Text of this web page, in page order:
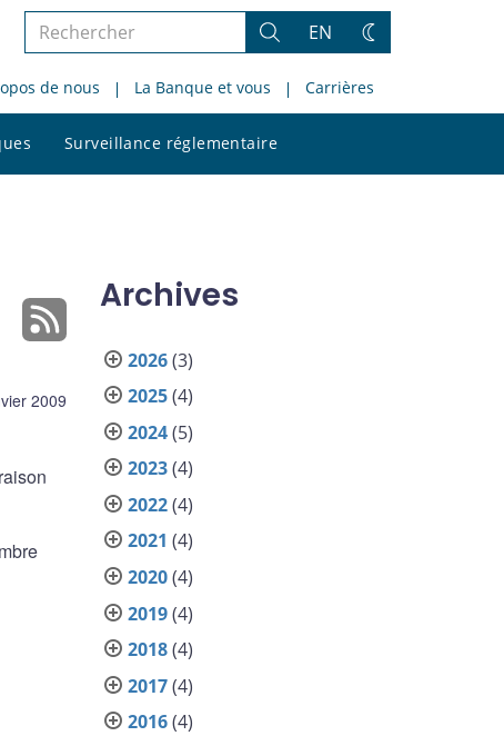
Rechercher
le
site
Rechercher
EN
Changez
thème
de nous La Banque et vous Carrières
Surveillance réglementaire
le
2009
Archives
2026(3)
2025(4)
2024(5)
2023(4)
2022(4)
2021 (4)
2020(4)
2019(4)
2018(4)
2017(4)
2016(4)